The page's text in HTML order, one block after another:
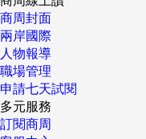
商周封面
兩岸國際
人物報導
職場管理
申請七天試閱
多元服務
訂閱商周